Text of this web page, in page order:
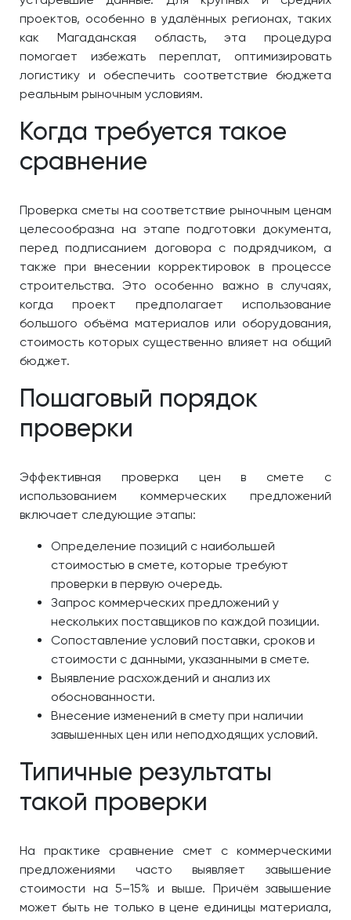
проектов, особенно в удалённых регионах, таких
как Магаданская область, эта процедура
помогает избежать переплат, оптимизировать
логистику и обеспечить соответствие бюджета
реальным рыночным условиям.
Когда требуется такое
сравнение
Проверка сметы на соответствие рыночным ценам
целесообразна на этапе подготовки документа,
перед подписанием договора с подрядчиком, а
также при внесении корректировок в процессе
строительства. Это особенно важно в случаях,
когда проект предполагает использование
большого объёма материалов или оборудования,
стоимость которых существенно влияет на общий
бюджет.
Пошаговый порядок
проверки
Эффективная проверка цен в смете с
использованием коммерческих предложений
включает следующие этапы:
Определение позиций с наибольшей
стоимостью в смете, которые требуют
проверки в первую очередь.
Запрос коммерческих предложений у
нескольких поставщиков по каждой позиции.
Сопоставление условий поставки, сроков и
стоимости с данными, указанными в смете.
Выявление расхождений и анализ их
обоснованности.
Внесение изменений в смету при наличии
завышенных цен или неподходящих условий.
Типичные результаты
такой проверки
На практике сравнение смет с коммерческими
предложениями часто выявляет завышение
стоимости на 5–15% и выше. Причём завышение
может быть не только в цене единицы материала,